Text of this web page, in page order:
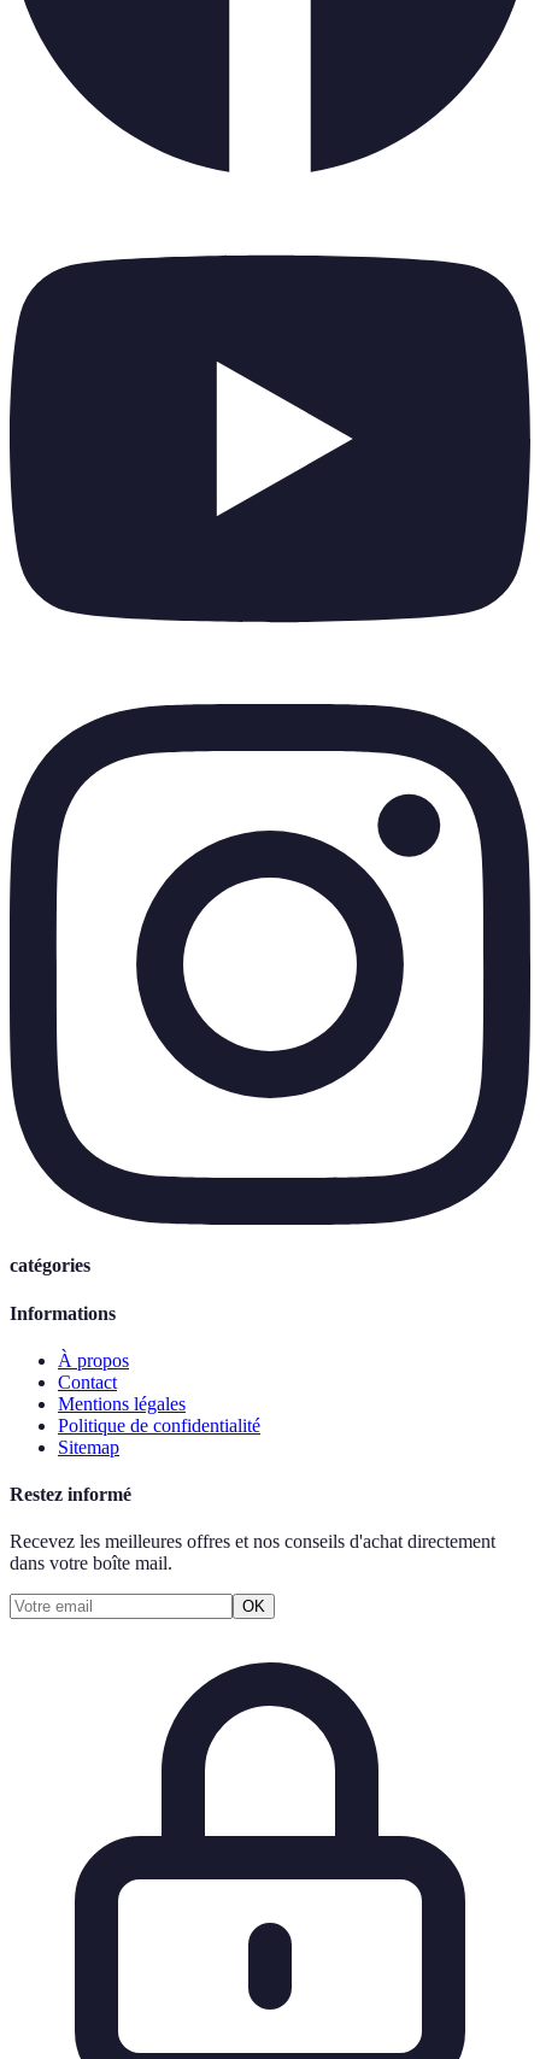
catégories
Informations
À propos
Contact
Mentions légales
Politique de confidentialité
Sitemap
Restez informé
Recevez les meilleures offres et nos conseils d'achat directement
dans votre boîte mail.
OK